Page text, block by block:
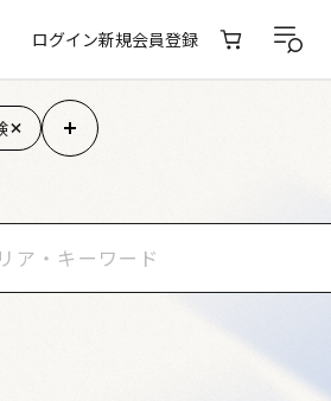
ログイン新規会員登録